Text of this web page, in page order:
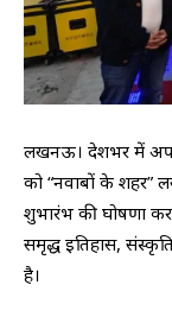
लखनऊ। देशभर में अपने
को “नवाबों के शहर”
शुभारंभ की घोषणा
समृद्ध इतिहास,
है।